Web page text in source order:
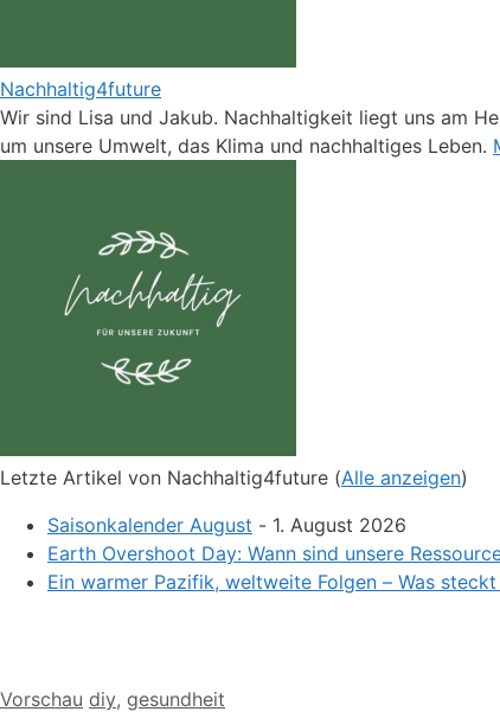
Nachhaltig4future
Wir sind Lisa und Jakub. Nachhaltigkeit liegt uns am
um unsere Umwelt, das Klima und nachhaltiges Leben.
Letzte Artikel von Nachhaltig4future (Alle anzeigen)
Saisonkalender August - 1. August 2026
Earth Overshoot Day: Wann sind unsere
Ein warmer Pazifik, weltweite Folgen – Was
Kategorien
Vorschau Schlagwörter
diy, gesundheit